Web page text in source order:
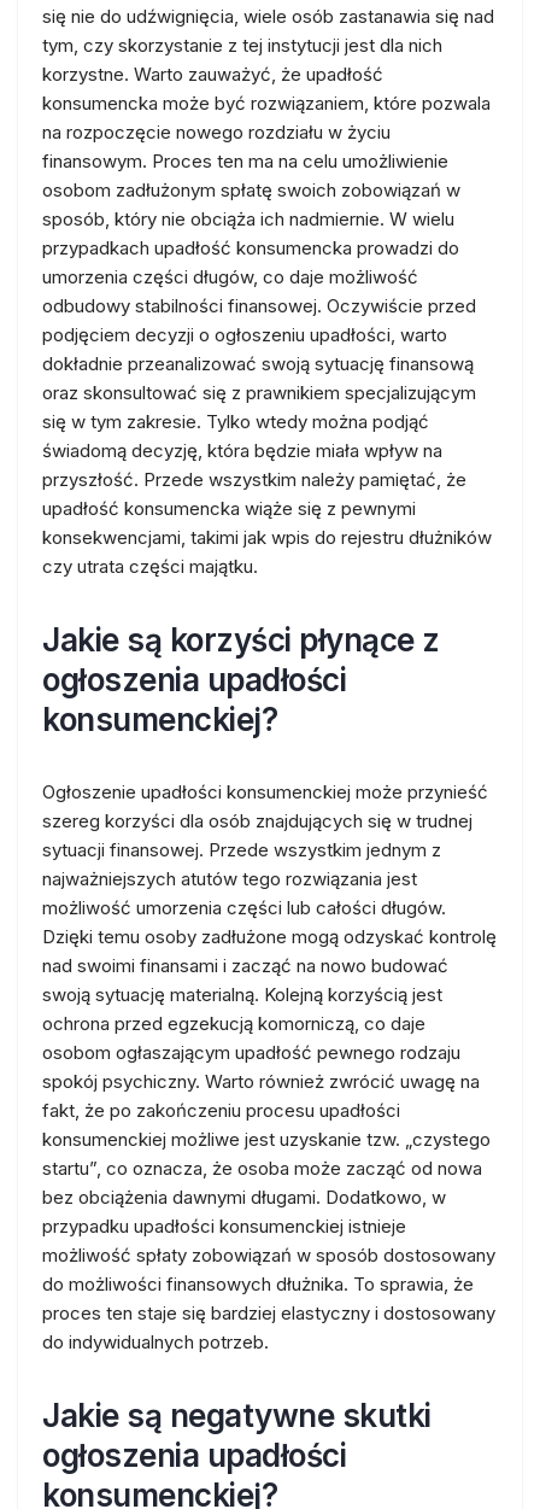
się nie do udźwignięcia, wiele osób zastanawia się nad
tym, czy skorzystanie z tej instytucji jest dla nich
korzystne. Warto zauważyć, że upadłość
konsumencka może być rozwiązaniem, które pozwala
na rozpoczęcie nowego rozdziału w życiu
finansowym. Proces ten ma na celu umożliwienie
osobom zadłużonym spłatę swoich zobowiązań w
sposób, który nie obciąża ich nadmiernie. W wielu
przypadkach upadłość konsumencka prowadzi do
umorzenia części długów, co daje możliwość
odbudowy stabilności finansowej. Oczywiście przed
podjęciem decyzji o ogłoszeniu upadłości, warto
dokładnie przeanalizować swoją sytuację finansową
oraz skonsultować się z prawnikiem specjalizującym
się w tym zakresie. Tylko wtedy można podjąć
świadomą decyzję, która będzie miała wpływ na
przyszłość. Przede wszystkim należy pamiętać, że
upadłość konsumencka wiąże się z pewnymi
konsekwencjami, takimi jak wpis do rejestru dłużników
czy utrata części majątku.
Jakie są korzyści płynące z
ogłoszenia upadłości
konsumenckiej?
Ogłoszenie upadłości konsumenckiej może przynieść
szereg korzyści dla osób znajdujących się w trudnej
sytuacji finansowej. Przede wszystkim jednym z
najważniejszych atutów tego rozwiązania jest
możliwość umorzenia części lub całości długów.
Dzięki temu osoby zadłużone mogą odzyskać kontrolę
nad swoimi finansami i zacząć na nowo budować
swoją sytuację materialną. Kolejną korzyścią jest
ochrona przed egzekucją komorniczą, co daje
osobom ogłaszającym upadłość pewnego rodzaju
spokój psychiczny. Warto również zwrócić uwagę na
fakt, że po zakończeniu procesu upadłości
konsumenckiej możliwe jest uzyskanie tzw. „czystego
startu”, co oznacza, że osoba może zacząć od nowa
bez obciążenia dawnymi długami. Dodatkowo, w
przypadku upadłości konsumenckiej istnieje
możliwość spłaty zobowiązań w sposób dostosowany
do możliwości finansowych dłużnika. To sprawia, że
proces ten staje się bardziej elastyczny i dostosowany
do indywidualnych potrzeb.
Jakie są negatywne skutki
ogłoszenia upadłości
konsumenckiej?